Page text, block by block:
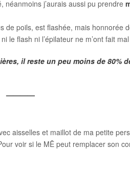
néanmoins j’aurais aussi pu prendre
de poils, est flashée, mais honnorée
le flash ni l’épilateur ne m’ont fait
il reste un peu moins de 80%
————
aisselles et maillot de ma petite
voir si le MĒ peut remplacer son